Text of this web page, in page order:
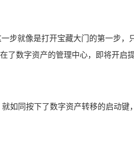
就像是打开宝藏大门的第一步，
数字资产的管理中心，即将开启
如同按下了数字资产转移的启动键